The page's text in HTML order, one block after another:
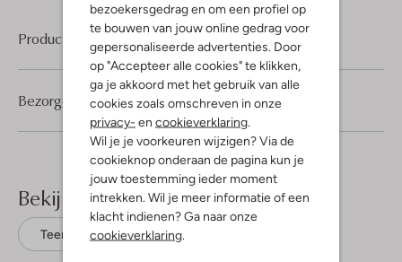
bezoekersgedrag en om een profiel op
te bouwen van jouw online gedrag voor
gepersonaliseerde advertenties. Door
op "Accepteer alle cookies" te klikken,
ga je akkoord met het gebruik van alle
cookies zoals omschreven in onze
privacy- en cookieverklaring.
Wil je je voorkeuren wijzigen? Via de
cookieknop onderaan de pagina kun je
jouw toestemming ieder moment
intrekken. Wil je meer informatie of een
klacht indienen? Ga naar onze
cookieverklaring.
Product informatie
Bezorgen & retourneren
Bekijk meer
Teenslippers Uzurii